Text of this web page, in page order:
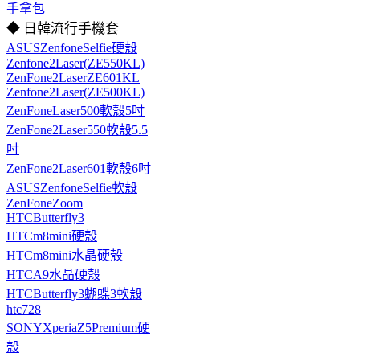
手拿包
◆ 日韓流行手機套
ASUSZenfoneSelfie硬殼
Zenfone2Laser(ZE550KL)
ZenFone2LaserZE601KL
Zenfone2Laser(ZE500KL)
ZenFoneLaser500軟殼5吋
ZenFone2Laser550軟殼5.5
吋
ZenFone2Laser601軟殼6吋
ASUSZenfoneSelfie軟殼
ZenFoneZoom
HTCButterfly3
HTCm8mini硬殼
HTCm8mini水晶硬殼
HTCA9水晶硬殼
HTCButterfly3蝴蝶3軟殼
htc728
SONYXperiaZ5Premium硬
殼